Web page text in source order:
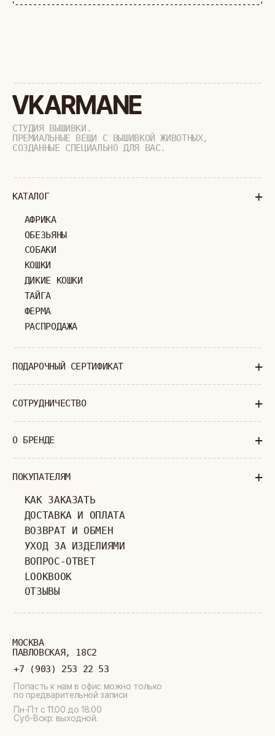
+
ПОДАРОЧНЫЙ СЕРТИФИКАТ
ПОКУПАТЕЛЯМ
КАК ЗАКАЗАТЬ
ДОСТАВКА И ОПЛАТА
ВОЗВРАТ И ОБМЕН
УХОД ЗА ИЗДЕЛИЯМИ
LOOKBOOK
+7 (903) 253 22 53
Пн-Пт с 11:00 до 18:00
Суб-Вскр: выходной.
Попасть к нам в офис можно только
ПОЛИТИКА КОНФИДЕНЦИАЛЬНОСТИ ОФЕРТА
ОГРНИП: 320774600377032
МОСКВА
ПАВЛОВСКАЯ, 18С2